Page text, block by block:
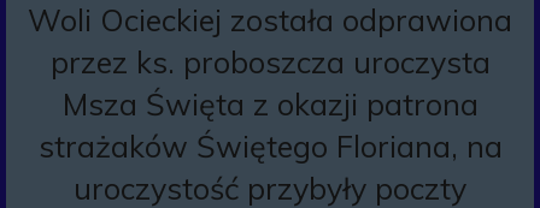
Woli Ocieckiej została odprawiona
przez ks. proboszcza uroczysta
Msza Święta z okazji patrona
strażaków Świętego Floriana, na
uroczystość przybyły poczty